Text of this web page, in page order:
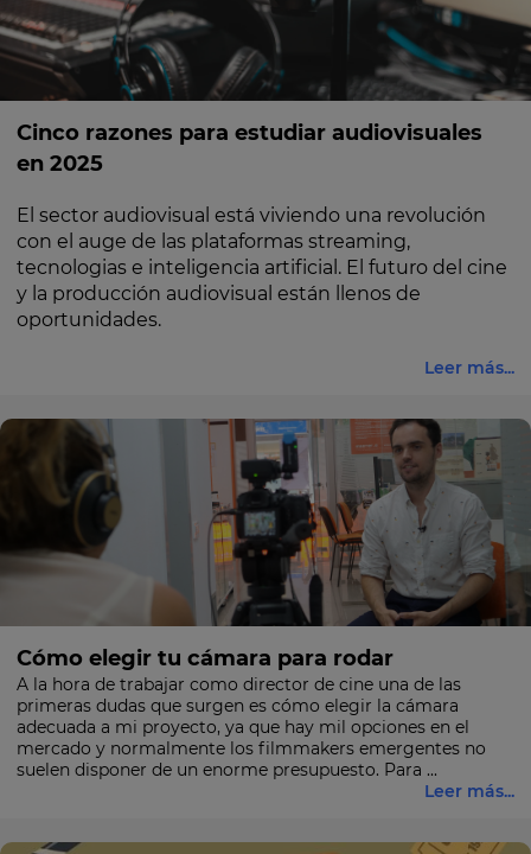
Cinco razones para estudiar audiovisuales
en 2025
El sector audiovisual está viviendo una revolución
con el auge de las plataformas streaming,
tecnologias e inteligencia artificial. El futuro del cine
y la producción audiovisual están llenos de
oportunidades.
Leer más...
Cómo elegir tu cámara para rodar
A la hora de trabajar como director de cine una de las
primeras dudas que surgen es cómo elegir la cámara
adecuada a mi proyecto, ya que hay mil opciones en el
mercado y normalmente los filmmakers emergentes no
suelen disponer de un enorme presupuesto. Para ...
Leer más...